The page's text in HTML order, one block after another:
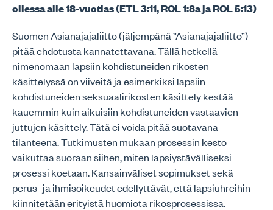
ollessa alle 18-vuotias (ETL 3:11, ROL 1:8a ja ROL 5:13)
Suomen Asianajajaliitto (jäljempänä ”Asianajajaliitto”)
pitää ehdotusta kannatettavana. Tällä hetkellä
nimenomaan lapsiin kohdistuneiden rikosten
käsittelyssä on viiveitä ja esimerkiksi lapsiin
kohdistuneiden seksuaalirikosten käsittely kestää
kauemmin kuin aikuisiin kohdistuneiden vastaavien
juttujen käsittely. Tätä ei voida pitää suotavana
tilanteena. Tutkimusten mukaan prosessin kesto
vaikuttaa suoraan siihen, miten lapsiystävälliseksi
prosessi koetaan. Kansainväliset sopimukset sekä
perus- ja ihmisoikeudet edellyttävät, että lapsiuhreihin
kiinnitetään erityistä huomiota rikosprosessissa.